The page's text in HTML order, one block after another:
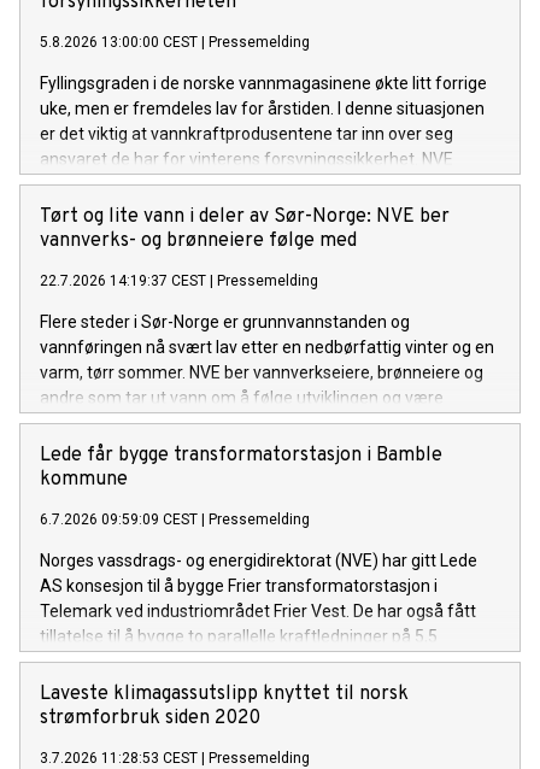
5.8.2026 13:00:00 CEST Pressemelding
Fyllingsgraden i de norske vannmagasinene økte litt forrige
uke, men er fremdeles lav for årstiden. I denne situasjonen
er det viktig at vannkraftprodusentene tar inn over seg
ansvaret de har for vinterens forsyningssikkerhet. NVE
følger utviklingen av kraftsituasjonen, i tett dialog med
Statnett. Om nødvendig vil NVE innføre en
rapporteringsordning for kraftprodusentene.
Tørt og lite vann i deler av Sør-Norge: NVE ber
vannverks- og brønneiere følge med
22.7.2026 14:19:37 CEST Pressemelding
Flere steder i Sør-Norge er grunnvannstanden og
vannføringen nå svært lav etter en nedbørfattig vinter og en
varm, tørr sommer. NVE ber vannverkseiere, brønneiere og
andre som tar ut vann om å følge utviklingen og være
forberedt på å gjøre vannbesparende tiltak om det ikke
kommer mye regn de neste ukene.
Lede får bygge transformatorstasjon i Bamble
kommune
6.7.2026 09:59:09 CEST Pressemelding
Norges vassdrags- og energidirektorat (NVE) har gitt Lede
AS konsesjon til å bygge Frier transformatorstasjon i
Telemark ved industriområdet Frier Vest. De har også fått
tillatelse til å bygge to parallelle kraftledninger på 5,5
kilometer, for å knytte stasjonen til Herum
transformatorstasjon.
Laveste klimagassutslipp knyttet til norsk
strømforbruk siden 2020
3.7.2026 11:28:53 CEST Pressemelding